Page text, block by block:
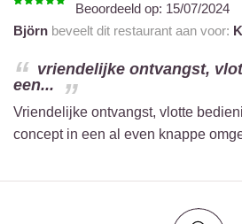
Beoordeeld op: 15/07/2024
Björn beveelt dit restaurant aan voor:
vriendelijke ontvangst,
een...
Vriendelijke ontvangst, vlotte
concept in een al even knappe